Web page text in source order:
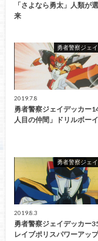
「さよなら勇太」人類が
来
勇者警察ジェ
2019.7.8
勇者警察ジェイデッカー
人目の仲間」ドリルボー
勇者警察ジェ
2019.8.3
勇者警察ジェイデッカー
レイブポリスパワーアップ